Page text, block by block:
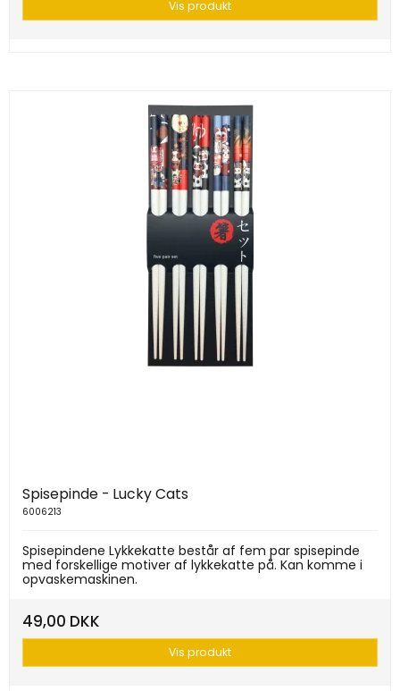
Vis produkt
Spisepinde - Lucky Cats
6006213
Spisepindene Lykkekatte består af fem par spisepinde
med forskellige motiver af lykkekatte på. Kan komme i
opvaskemaskinen.
49,00 DKK
Vis produkt